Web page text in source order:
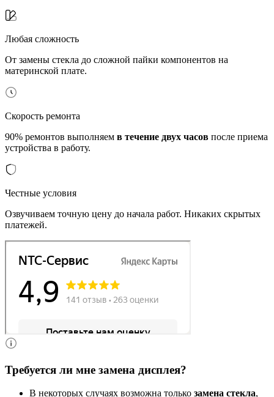
Любая сложность
От замены стекла до сложной пайки компонентов на
материнской плате.
Скорость ремонта
90% ремонтов выполняем в течение двух часов после приема
устройства в работу.
Честные условия
Озвучиваем точную цену до начала работ. Никаких скрытых
платежей.
Требуется ли мне замена дисплея?
В некоторых случаях возможна только замена стекла,